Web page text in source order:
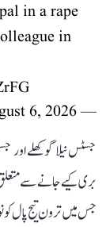
in a rape
in
— Live Law (@LiveLawIndia)
6, 2026
جسٹس نیلا گوکھلے
بری کیے جانے سے